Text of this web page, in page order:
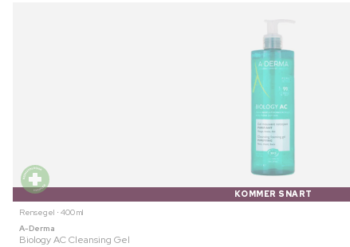
KOMMER SNART
Rensegel ⋅ 400 ml
A-Derma
Biology AC Cleansing Gel